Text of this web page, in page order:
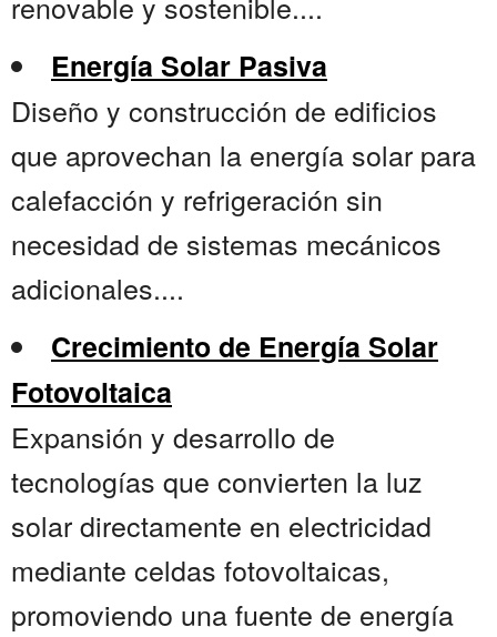
Energía Solar Pasiva
Diseño y construcción de edificios
que aprovechan la energía solar para
calefacción y refrigeración sin
necesidad de sistemas mecánicos
adicionales....
Crecimiento de Energía Solar
Fotovoltaica
Expansión y desarrollo de
tecnologías que convierten la luz
solar directamente en electricidad
mediante celdas fotovoltaicas,
promoviendo una fuente de energía